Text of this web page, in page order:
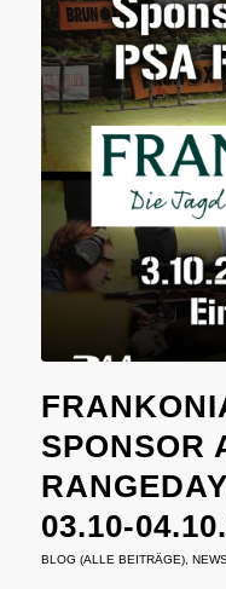
SPONSOR
03.10-
BLOG (ALLE BEITRÄGE),